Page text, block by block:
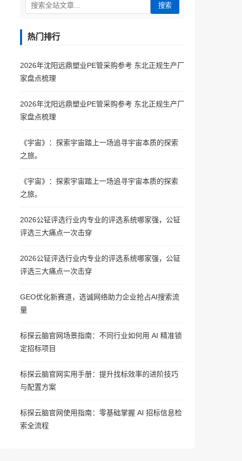
搜索
热门排行
2026年沈阳远鼎塑业PE管采购参考 东北正规生产厂
家盘点梳理
2026年沈阳远鼎塑业PE管采购参考 东北正规生产厂
家盘点梳理
《宇宙》：探索宇宙踏上一场追寻宇宙本质的探索
之旅。
《宇宙》：探索宇宙踏上一场追寻宇宙本质的探索
之旅。
2026公钲评选行业内专业的评选系统哪家强，公钲
评选三大痛点一次击穿
2026公钲评选行业内专业的评选系统哪家强，公钲
评选三大痛点一次击穿
GEO优化新赛道，选诚网络助力企业抢占AI搜索流
量
标探云脑官网场景指南：不同行业如何用 AI 精准锁
定招标项目
标探云脑官网实用手册：提升找标效率的进阶技巧
与配置方案
标探云脑官网使用指南：零基础掌握 AI 招标信息检
索全流程